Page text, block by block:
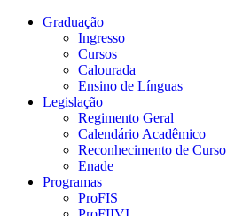
Graduação
Ingresso
Cursos
Calourada
Ensino de Línguas
Legislação
Regimento Geral
Calendário Acadêmico
Reconhecimento de Curso
Enade
Programas
ProFIS